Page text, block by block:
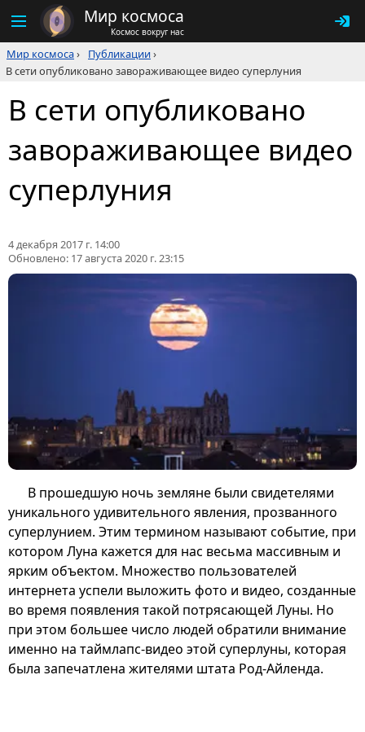
Мир космоса
Космос вокруг нас
Мир космоса› Публикации›
В сети опубликовано завораживающее видео суперлуния
В сети опубликовано
завораживающее видео
суперлуния
4 декабря 2017 г. 14:00
Обновлено: 17 августа 2020 г. 23:15
В прошедшую ночь земляне были свидетелями
уникального удивительного явления, прозванного
суперлунием. Этим термином называют событие, при
котором Луна кажется для нас весьма массивным и
ярким объектом. Множество пользователей
интернета успели выложить фото и видео, созданные
во время появления такой потрясающей Луны. Но
при этом большее число людей обратили внимание
именно на таймлапс-видео этой суперлуны, которая
была запечатлена жителями штата Род-Айленда.